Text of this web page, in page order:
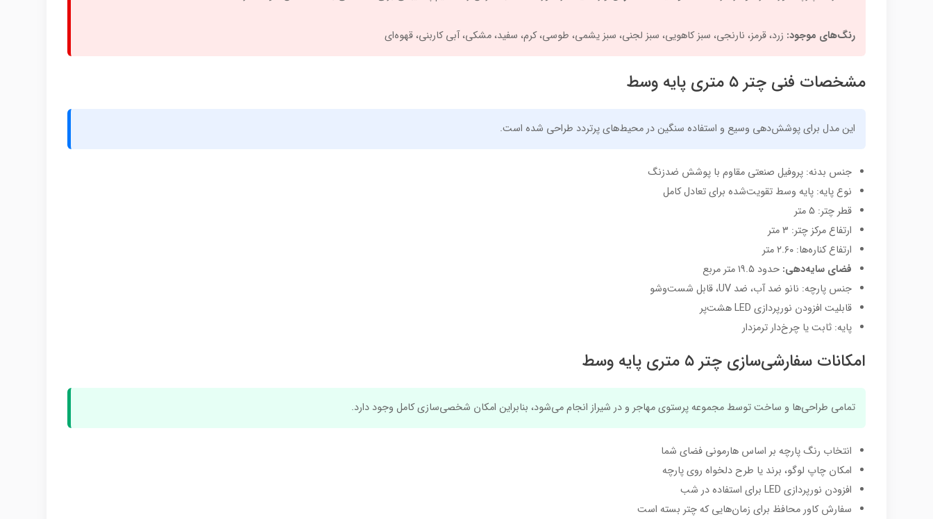
رنگ‌های موجود: زرد، قرمز، نارنجی، سبز کاهویی، سبز لجنی، سبز یشمی، طوسی، کرم، سفید، مشکی، آبی کاربنی، قهوه‌ای
مشخصات فنی چتر ۵ متری پایه وسط
این مدل برای پوشش‌دهی وسیع و استفاده سنگین در محیط‌های پرتردد طراحی شده است.
جنس بدنه: پروفیل صنعتی مقاوم با پوشش ضدزنگ
نوع پایه: پایه وسط تقویت‌شده برای تعادل کامل
قطر چتر: ۵ متر
ارتفاع مرکز چتر: ۳ متر
ارتفاع کناره‌ها: ۲.۶۰ متر
فضای سایه‌دهی: حدود ۱۹.۵ متر مربع
جنس پارچه: نانو ضد آب، ضد UV، قابل شست‌وشو
قابلیت افزودن نورپردازی LED هشت‌پر
پایه: ثابت یا چرخ‌دار ترمزدار
امکانات سفارشی‌سازی چتر ۵ متری پایه وسط
تمامی طراحی‌ها و ساخت توسط مجموعه پرستوی مهاجر و در شیراز انجام می‌شود، بنابراین امکان شخصی‌سازی کامل وجود دارد.
انتخاب رنگ پارچه بر اساس هارمونی فضای شما
امکان چاپ لوگو، برند یا طرح دلخواه روی پارچه
افزودن نورپردازی LED برای استفاده در شب
سفارش کاور محافظ برای زمان‌هایی که چتر بسته است